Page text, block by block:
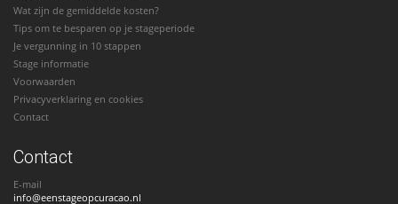
Wat zijn de gemiddelde kosten?
Tips om te besparen op je stageperiode
Je vergunning in 10 stappen
Stage informatie
Voorwaarden
Privacyverklaring en cookies
Contact
Contact
E-mail
info@eenstageopcuracao.nl